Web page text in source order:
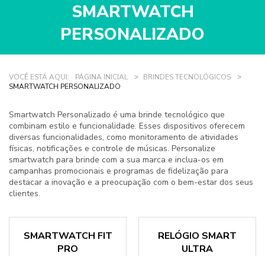
SMARTWATCH
PERSONALIZADO
VOCÊ ESTÁ AQUI: PÁGINA INICIAL
BRINDES TECNOLÓGICOS
SMARTWATCH PERSONALIZADO
Smartwatch Personalizado é uma brinde tecnológico que
combinam estilo e funcionalidade. Esses dispositivos oferecem
diversas funcionalidades, como monitoramento de atividades
físicas, notificações e controle de músicas. Personalize
smartwatch para brinde com a sua marca e inclua-os em
campanhas promocionais e programas de fidelização para
destacar a inovação e a preocupação com o bem-estar dos seus
clientes.
SMARTWATCH FIT
PRO
RELÓGIO SMART
ULTRA